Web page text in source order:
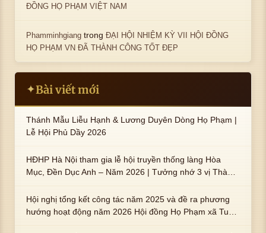
ĐỒNG HỌ PHẠM VIỆT NAM
Phamminhgiang trongĐẠI HỘI NHIỆM KỲ VII HỘI ĐỒNG
HỌ PHẠM VN ĐÃ THÀNH CÔNG TỐT ĐẸP
✦Bài viết mới
Thánh Mẫu Liễu Hạnh & Lương Duyên Dòng Họ Phạm |
Lễ Hội Phủ Dầy 2026
HĐHP Hà Nội tham gia lễ hội truyền thống làng Hòa
Mục, Đền Dục Anh – Năm 2026 | Tưởng nhớ 3 vị Thành
trai : ngài Phạm Huy, Phạm Miện
Hội nghị tổng kết công tác năm 2025 và đề ra phương
hướng hoạt động năm 2026 Hội đồng Họ Phạm xã Tuy